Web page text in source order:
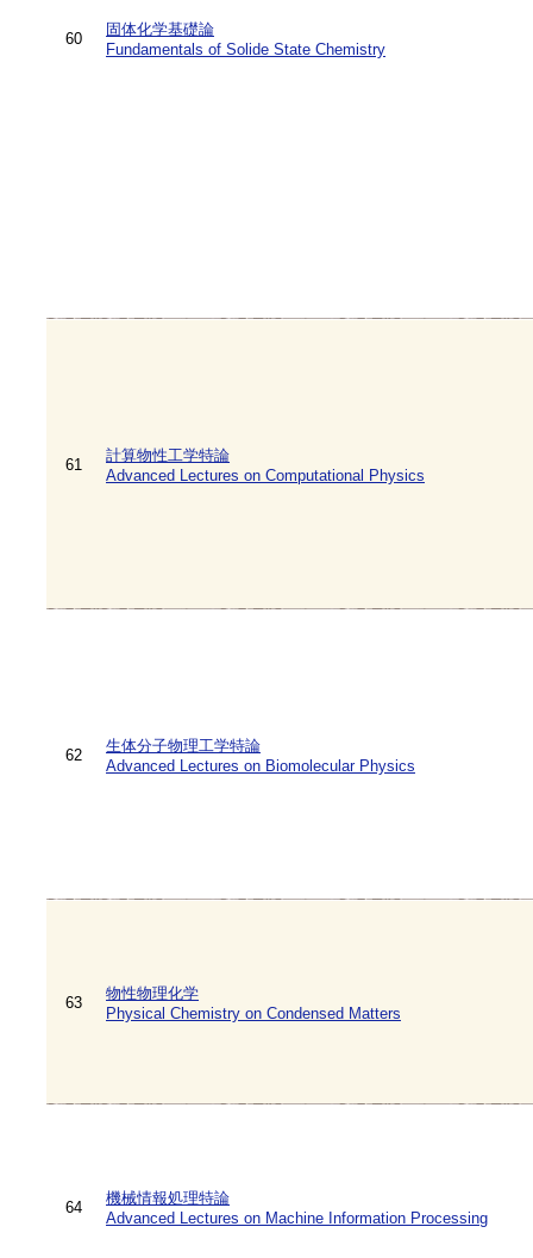
60
固体化学基礎論
Fundamentals of Solide State Chemistry
61
計算物性工学特論
Advanced Lectures on Computational Physics
62
生体分子物理工学特論
Advanced Lectures on Biomolecular Physics
63
物性物理化学
Physical Chemistry on Condensed Matters
64
機械情報処理特論
Advanced Lectures on Machine Information Processing